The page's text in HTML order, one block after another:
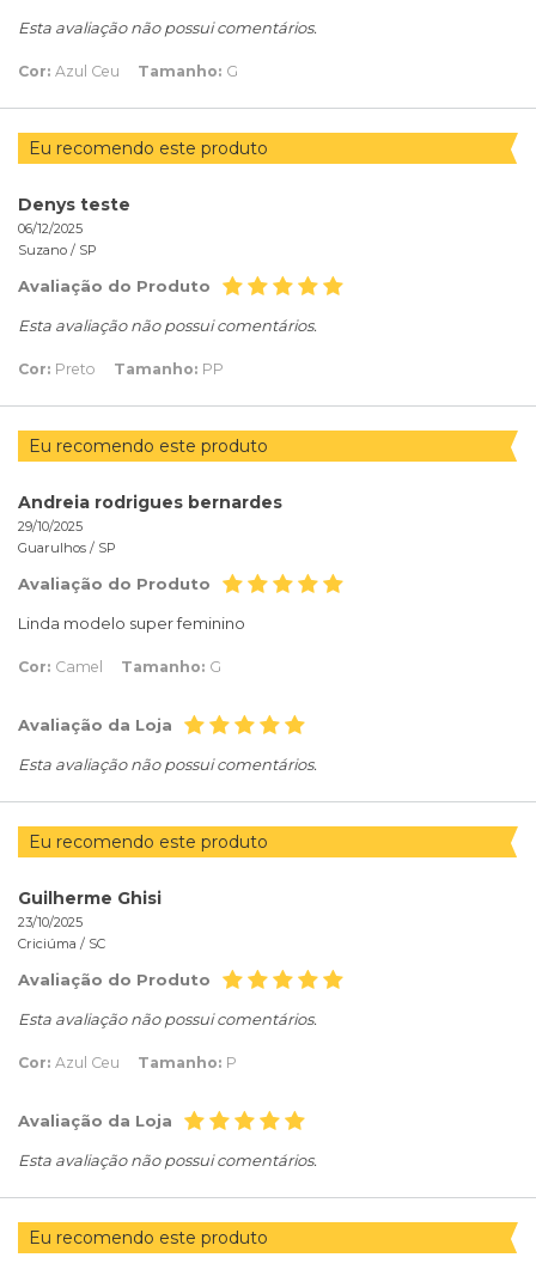
Esta avaliação não possui comentários.
Cor: Azul Ceu Tamanho: G
Eu recomendo este produto
Denys teste
06/12/2025
Suzano / SP
Avaliação do Produto
Esta avaliação não possui comentários.
Cor: Preto Tamanho: PP
Eu recomendo este produto
Andreia rodrigues bernardes
29/10/2025
Guarulhos / SP
Avaliação do Produto
Linda modelo super feminino
Cor: Camel Tamanho: G
Avaliação da Loja
Esta avaliação não possui comentários.
Eu recomendo este produto
Guilherme Ghisi
23/10/2025
Criciúma / SC
Avaliação do Produto
Esta avaliação não possui comentários.
Cor: Azul Ceu Tamanho: P
Avaliação da Loja
Esta avaliação não possui comentários.
Eu recomendo este produto